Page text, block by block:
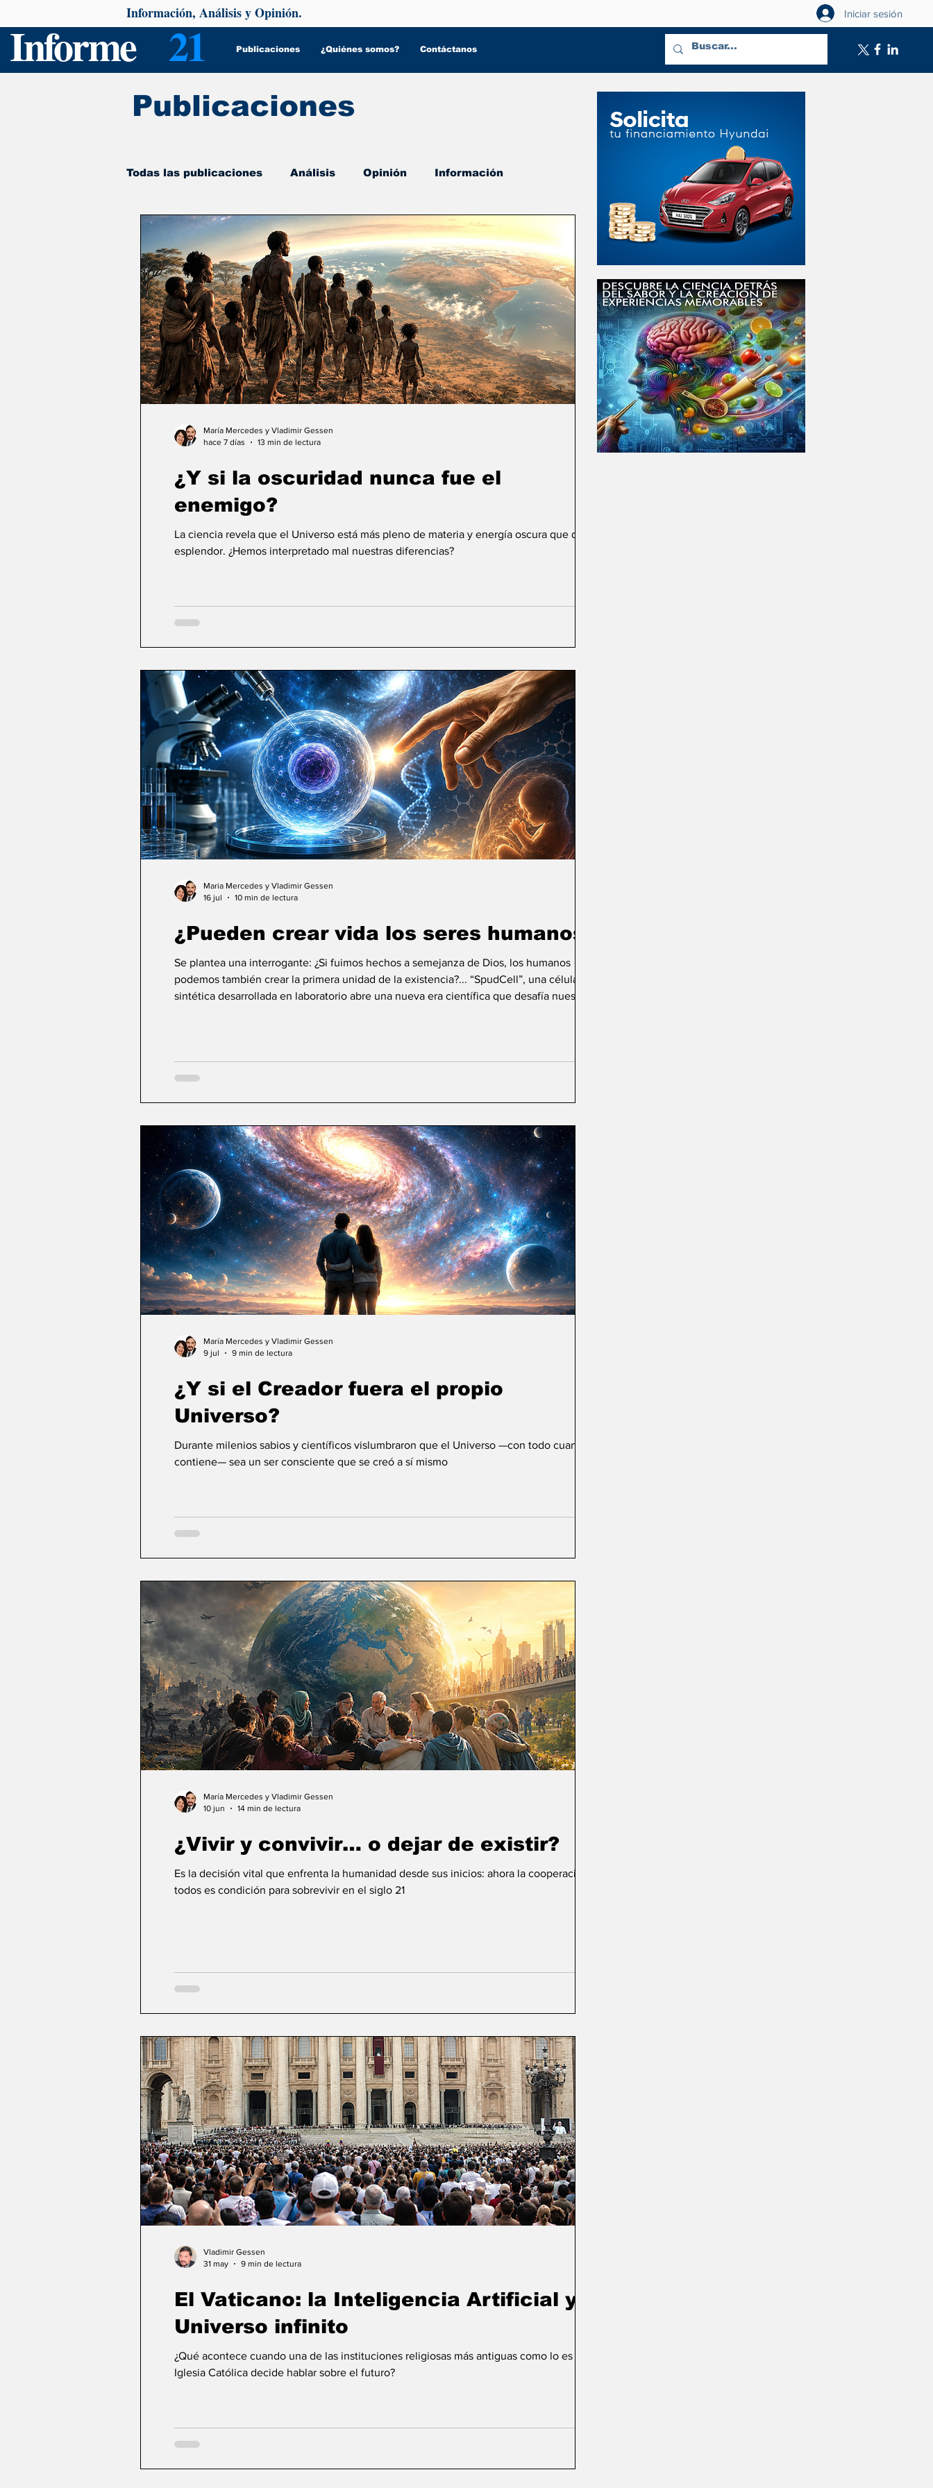
Informe 21 Publicaciones ¿Quiénes somos? Contáctanos
Información, Análisis y Opinión. Iniciar sesión
Todas las publicaciones Análisis Opinión Información
De interés Psicología y Salud
¿Y si la oscuridad nunca fue el
enemigo?
La ciencia revela que el Universo está más pleno de materia y energía oscura que de
esplendor. ¿Hemos interpretado mal nuestras diferencias?
María Mercedes y Vladimir Gessen
hace 7 días
13 min de lectura
¿Pueden crear vida los seres humanos?
Se plantea una interrogante: ¿Si fuimos hechos a semejanza de Dios, los humanos
podemos también crear la primera unidad de la existencia?... “SpudCell”, una célula
sintética desarrollada en laboratorio abre una nueva era científica que desafía nuestras
Maria Mercedes y Vladimir Gessen
16 jul
10 min de lectura
¿Y si el Creador fuera el propio
Universo?
Durante milenios sabios y científicos vislumbraron que el Universo —con todo cuanto
contiene— sea un ser consciente que se creó a sí mismo
María Mercedes y Vladimir Gessen
9 jul
9 min de lectura
¿Vivir y convivir… o dejar de existir?
Es la decisión vital que enfrenta la humanidad desde sus inicios: ahora la cooperación de
todos es condición para sobrevivir en el siglo 21
María Mercedes y Vladimir Gessen
10 jun
14 min de lectura
El Vaticano: la Inteligencia Artificial y el
Universo infinito
¿Qué acontece cuando una de las instituciones religiosas más antiguas como lo es la
Iglesia Católica decide hablar sobre el futuro?
Vladimir Gessen
31 may
9 min de lectura
Publicaciones